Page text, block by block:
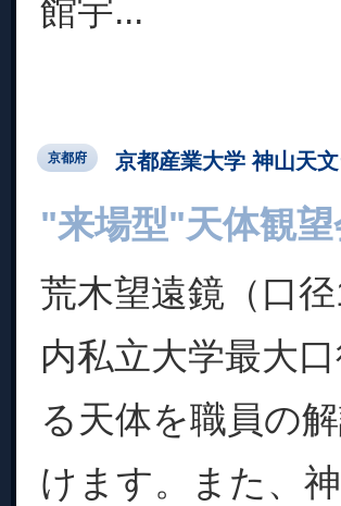
館宇...
京都府 京都産業大学 神山天
"来場型"天体観望
荒木望遠鏡（口
内私立大学最大
る天体を職員の
けます。また、